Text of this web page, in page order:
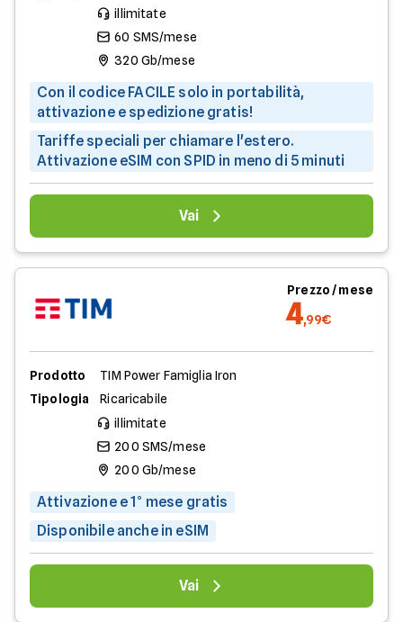
illimitate
60 SMS/mese
320 Gb/mese
Con il codice FACILE solo in portabilità,
attivazione e spedizione gratis!
Tariffe speciali per chiamare l'estero.
Attivazione eSIM con SPID in meno di 5 minuti
Vai
Prezzo / mese
4,99€
Prodotto
TIM Power Famiglia Iron
Tipologia
Ricaricabile
illimitate
200 SMS/mese
200 Gb/mese
Attivazione e 1° mese gratis
Disponibile anche in eSIM
Vai